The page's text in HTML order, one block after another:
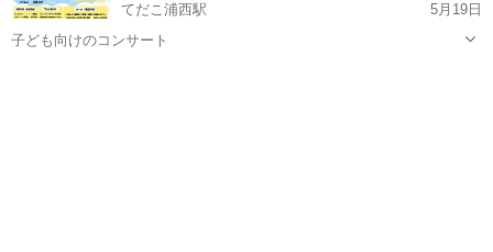
てだこ浦西駅
5月19日
子ども向けのコンサート